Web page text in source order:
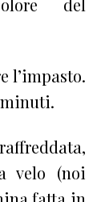
del
l’impasto.
velo (noi